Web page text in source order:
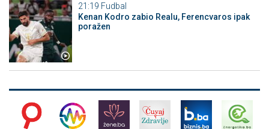
21:19 Fudbal
Kenan Kodro zabio Realu, Ferencvaros ipak
poražen